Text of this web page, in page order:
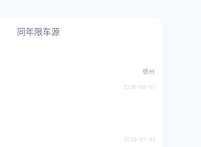
同年限车源
徐州
2026-08-01
2026-07-31